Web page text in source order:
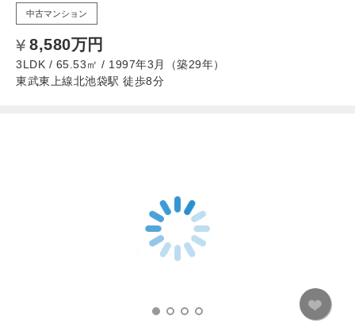
中古マンション
8,580万円
3LDK / 65.53㎡ / 1997年3月（築29年）
東武東上線北池袋駅 徒歩8分